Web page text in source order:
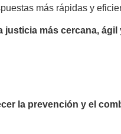
más rápidas y
más cercana, ágil
la prevención y el